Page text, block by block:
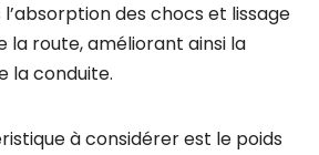
des chocs et lissage
la route, améliorant ainsi la
la conduite.
à considérer est le poids